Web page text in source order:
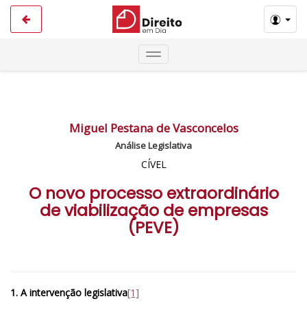
Miguel Pestana de Vasconcelos
Análise Legislativa
CÍVEL
O novo processo extraordinário
de viabilização de empresas
(PEVE)
1. A intervenção legislativa[1]